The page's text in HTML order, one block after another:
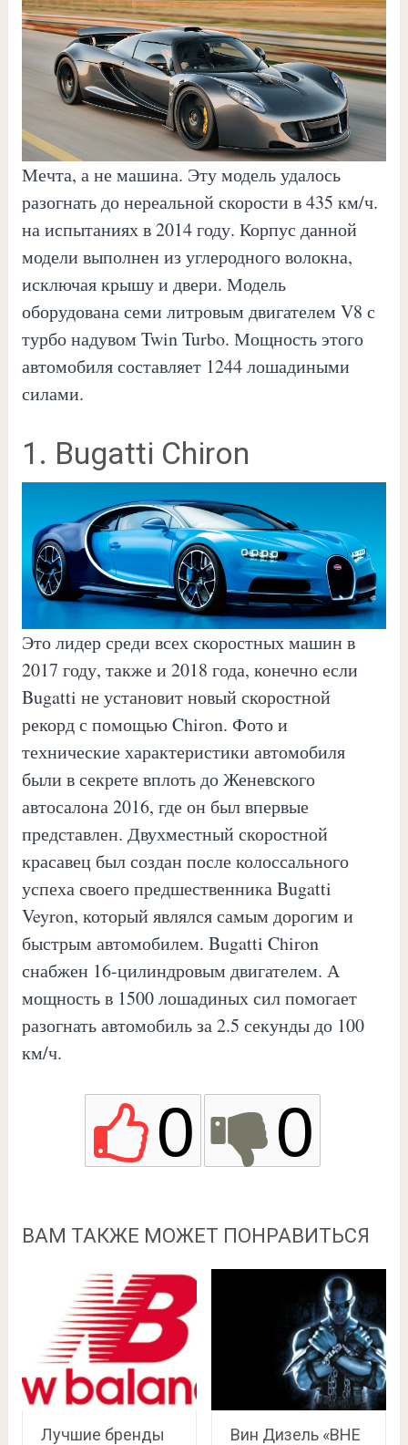
Мечта, а не машина. Эту модель удалось
разогнать до нереальной скорости в 435 км/ч.
на испытаниях в 2014 году. Корпус данной
модели выполнен из углеродного волокна,
исключая крышу и двери. Модель
оборудована семи литровым двигателем V8 с
турбо надувом Twin Turbo. Мощность этого
автомобиля составляет 1244 лошадиными
силами.
1. Bugatti Chiron
Это лидер среди всех скоростных машин в
2017 году, также и 2018 года, конечно если
Bugatti не установит новый скоростной
рекорд с помощью Chiron. Фото и
технические характеристики автомобиля
были в секрете вплоть до Женевского
автосалона 2016, где он был впервые
представлен. Двухместный скоростной
красавец был создан после колоссального
успеха своего предшественника Bugatti
Veyron, который являлся самым дорогим и
быстрым автомобилем. Bugatti Chiron
снабжен 16-цилиндровым двигателем. А
мощность в 1500 лошадиных сил помогает
разогнать автомобиль за 2.5 секунды до 100
км/ч.
0 0
ВАМ ТАКЖЕ МОЖЕТ ПОНРАВИТЬСЯ
Лучшие бренды
Вин Дизель «ВНЕ